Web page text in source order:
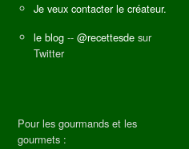
Je veux contacter le créateur.
le blog -- @recettesde sur
Twitter
Pour les gourmands et les
gourmets :